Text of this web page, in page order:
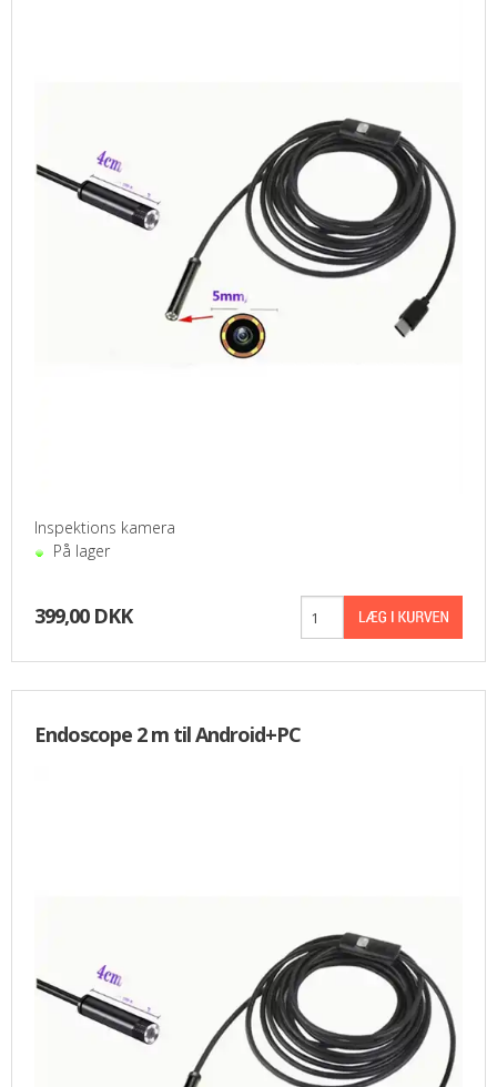
Inspektions kamera
På lager
399,00 DKK
Endoscope 2 m til Android+PC